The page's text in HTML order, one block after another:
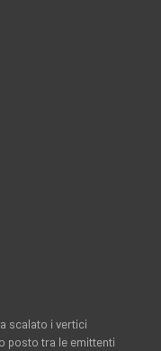
scalato i vertici
posto tra le emittenti